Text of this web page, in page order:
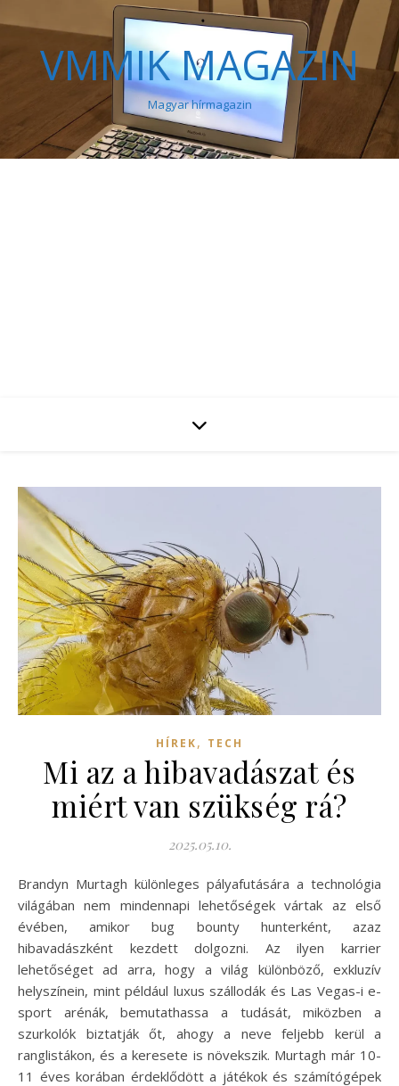
VMMIK MAGAZIN
Magyar hírmagazin
HÍREK, TECH
Mi az a hibavadászat és
miért van szükség rá?
2025.05.10.
Brandyn Murtagh különleges pályafutására a technológia
világában nem mindennapi lehetőségek vártak az első
évében, amikor bug bounty hunterként, azaz
hibavadászként kezdett dolgozni. Az ilyen karrier
lehetőséget ad arra, hogy a világ különböző, exkluzív
helyszínein, mint például luxus szállodák és Las Vegas-i e-
sport arénák, bemutathassa a tudását, miközben a
szurkolók biztatják őt, ahogy a neve feljebb kerül a
ranglistákon, és a keresete is növekszik. Murtagh már 10-
11 éves korában érdeklődött a játékok és számítógépek